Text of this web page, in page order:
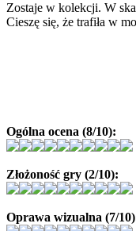
Zostaje w kolekcji. W
Cieszę się, że trafiła w
Ogólna ocena (8/10):
Złożoność gry (2/10):
Oprawa wizualna (7/